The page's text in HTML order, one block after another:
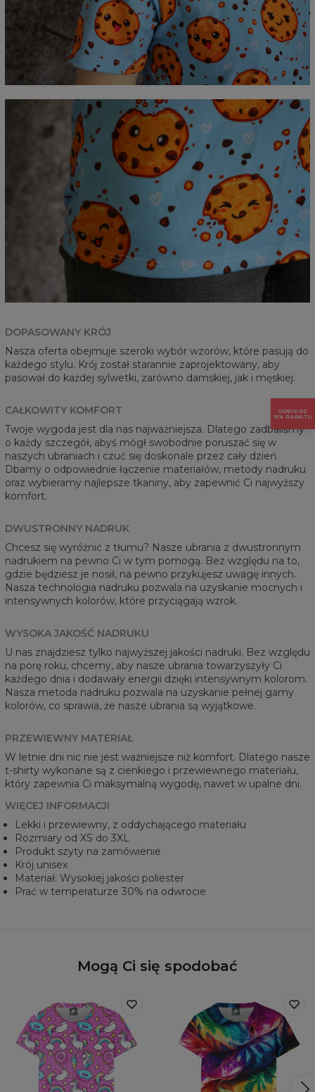
DOPASOWANY KRÓJ
Nasza oferta obejmuje szeroki wybór wzorów, które pasują do
każdego stylu. Krój został starannie zaprojektowany, aby
pasował do każdej sylwetki, zarówno damskiej, jak i męskiej.
CAŁKOWITY KOMFORT
Twoje wygoda jest dla nas najważniejsza. Dlatego zadbaliśmy
o każdy szczegół, abyś mógł swobodnie poruszać się w
naszych ubraniach i czuć się doskonale przez cały dzień.
Dbamy o odpowiednie łączenie materiałów, metody nadruku
oraz wybieramy najlepsze tkaniny, aby zapewnić Ci najwyższy
komfort.
DWUSTRONNY NADRUK
Chcesz się wyróżnić z tłumu? Nasze ubrania z dwustronnym
nadrukiem na pewno Ci w tym pomogą. Bez względu na to,
gdzie będziesz je nosił, na pewno przykujesz uwagę innych.
Nasza technologia nadruku pozwala na uzyskanie mocnych i
intensywnych kolorów, które przyciągają wzrok.
WYSOKA JAKOŚĆ NADRUKU
U nas znajdziesz tylko najwyższej jakości nadruki. Bez względu
na porę roku, chcemy, aby nasze ubrania towarzyszyły Ci
każdego dnia i dodawały energii dzięki intensywnym kolorom.
Nasza metoda nadruku pozwala na uzyskanie pełnej gamy
kolorów, co sprawia, że nasze ubrania są wyjątkowe.
PRZEWIEWNY MATERIAŁ
W letnie dni nic nie jest ważniejsze niż komfort. Dlatego nasze
t-shirty wykonane są z cienkiego i przewiewnego materiału,
który zapewnia Ci maksymalną wygodę, nawet w upalne dni.
WIĘCEJ INFORMACJI
Lekki i przewiewny, z oddychającego materiału
Rozmiary od XS do 3XL
Produkt szyty na zamówienie
Krój unisex
Materiał: Wysokiej jakości poliester
Prać w temperaturze 30% na odwrocie
Mogą Ci się spodobać
ODBIERZ
15% RABATU